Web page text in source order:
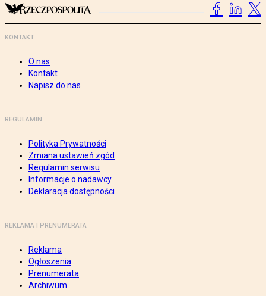
KONTAKT
O nas
Kontakt
Napisz do nas
REGULAMIN
Polityka Prywatności
Zmiana ustawień zgód
Regulamin serwisu
Informacje o nadawcy
Deklaracja dostępności
REKLAMA I PRENUMERATA
Reklama
Ogłoszenia
Prenumerata
Archiwum